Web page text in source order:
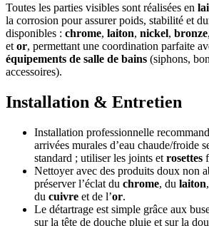
Toutes les parties visibles sont réalisées en
la corrosion pour assurer poids, stabilité et
disponibles : chrome, laiton, nickel, bronze,
et or, permettant une coordination parfaite
équipements de salle de bains (siphons,
accessoires).
Installation & Entretien
Installation professionnelle
arrivées murales d’eau chaude/froide
standard ; utiliser les joints et rosettes
Nettoyer avec des produits doux non
préserver l’éclat du chrome, du laiton
du cuivre et de l’or.
Le détartrage est simple grâce aux
sur la tête de douche pluie et sur la